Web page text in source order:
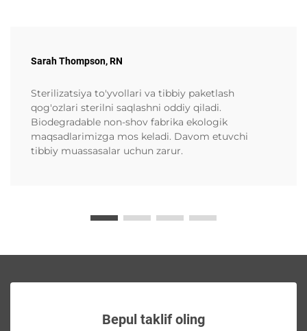
Sarah Thompson, RN
Sterilizatsiya to'yvollari va tibbiy paketlash
qog'ozlari sterilni saqlashni oddiy qiladi.
Biodegradable non-shov fabrika ekologik
maqsadlarimizga mos keladi. Davom etuvchi
tibbiy muassasalar uchun zarur.
Bepul taklif oling